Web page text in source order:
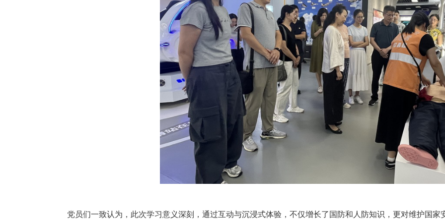
党员们一致认为，此次学习意义深刻，通过互动与沉浸式体验，不仅增长了国防和人防知识，更对维护国